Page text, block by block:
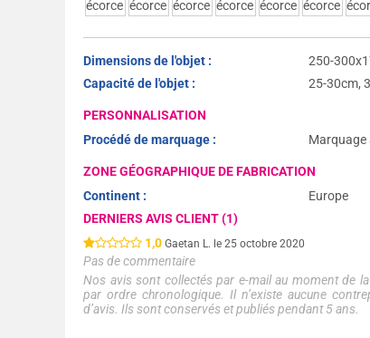
Dimensions de l'objet :
250-
Capacité de l'objet :
25-30cm,
PERSONNALISATION
Procédé de marquage :
Marquage
ZONE GÉOGRAPHIQUE DE FABRICATION
Continent :
Europe
DERNIERS AVIS CLIENT (1)
1,0 Gaetan L. le 25 octobre 2020
Pas de commentaire
Nos avis sont collectés par e-mail au moment de
par ordre chronologique. Il n’existe aucune
d’avis. Ils sont conservés et publiés pendant 5 ans.